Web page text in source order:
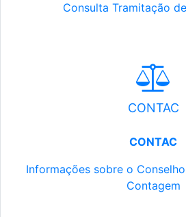
Consulta Tramitação
CONTAC
CONTAC
Informações sobre o
Contagem